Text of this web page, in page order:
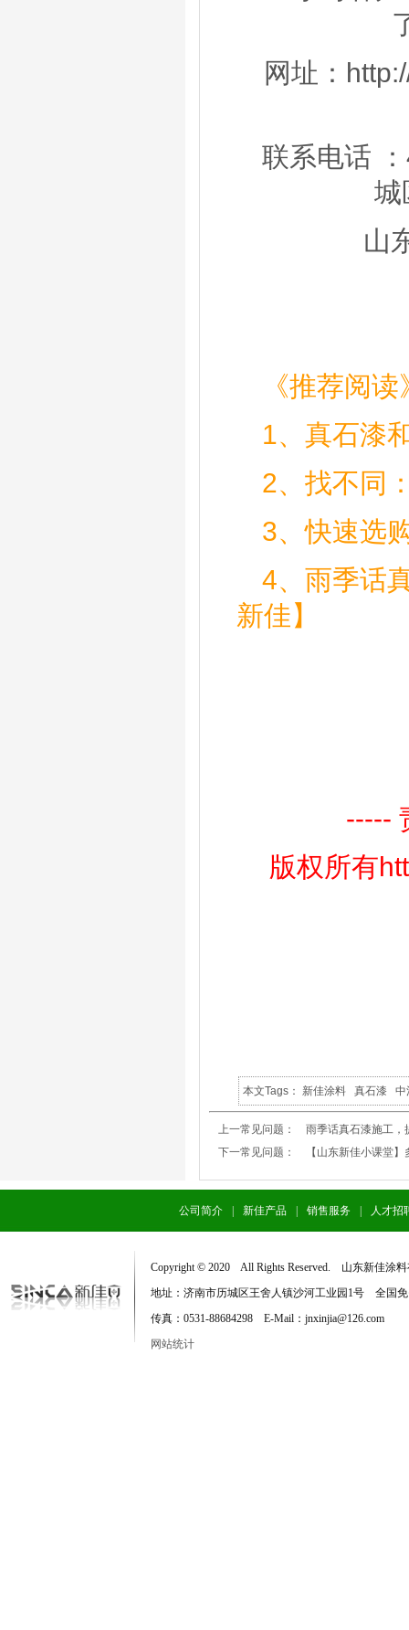
网址：
联系电话
城
山
《推荐阅读
1、 真石漆
2、 找不同
3、快速选
4、 雨季话
新佳】
-----
版权所有
本文Tags： 新佳涂料 真石漆 中
上一常见问题： 雨季话真石漆施工，
下一常见问题：
【山东新佳小课堂
公司简介 新佳产品 销售服务 人才招
Copyright © 2020 All Rights Reserved. 山东新佳涂
地址：济南市历城区王舍人镇沙河工业园1号 全国
传真：0531-88684298 E-Mail：jnxinjia@126.com
网站统计